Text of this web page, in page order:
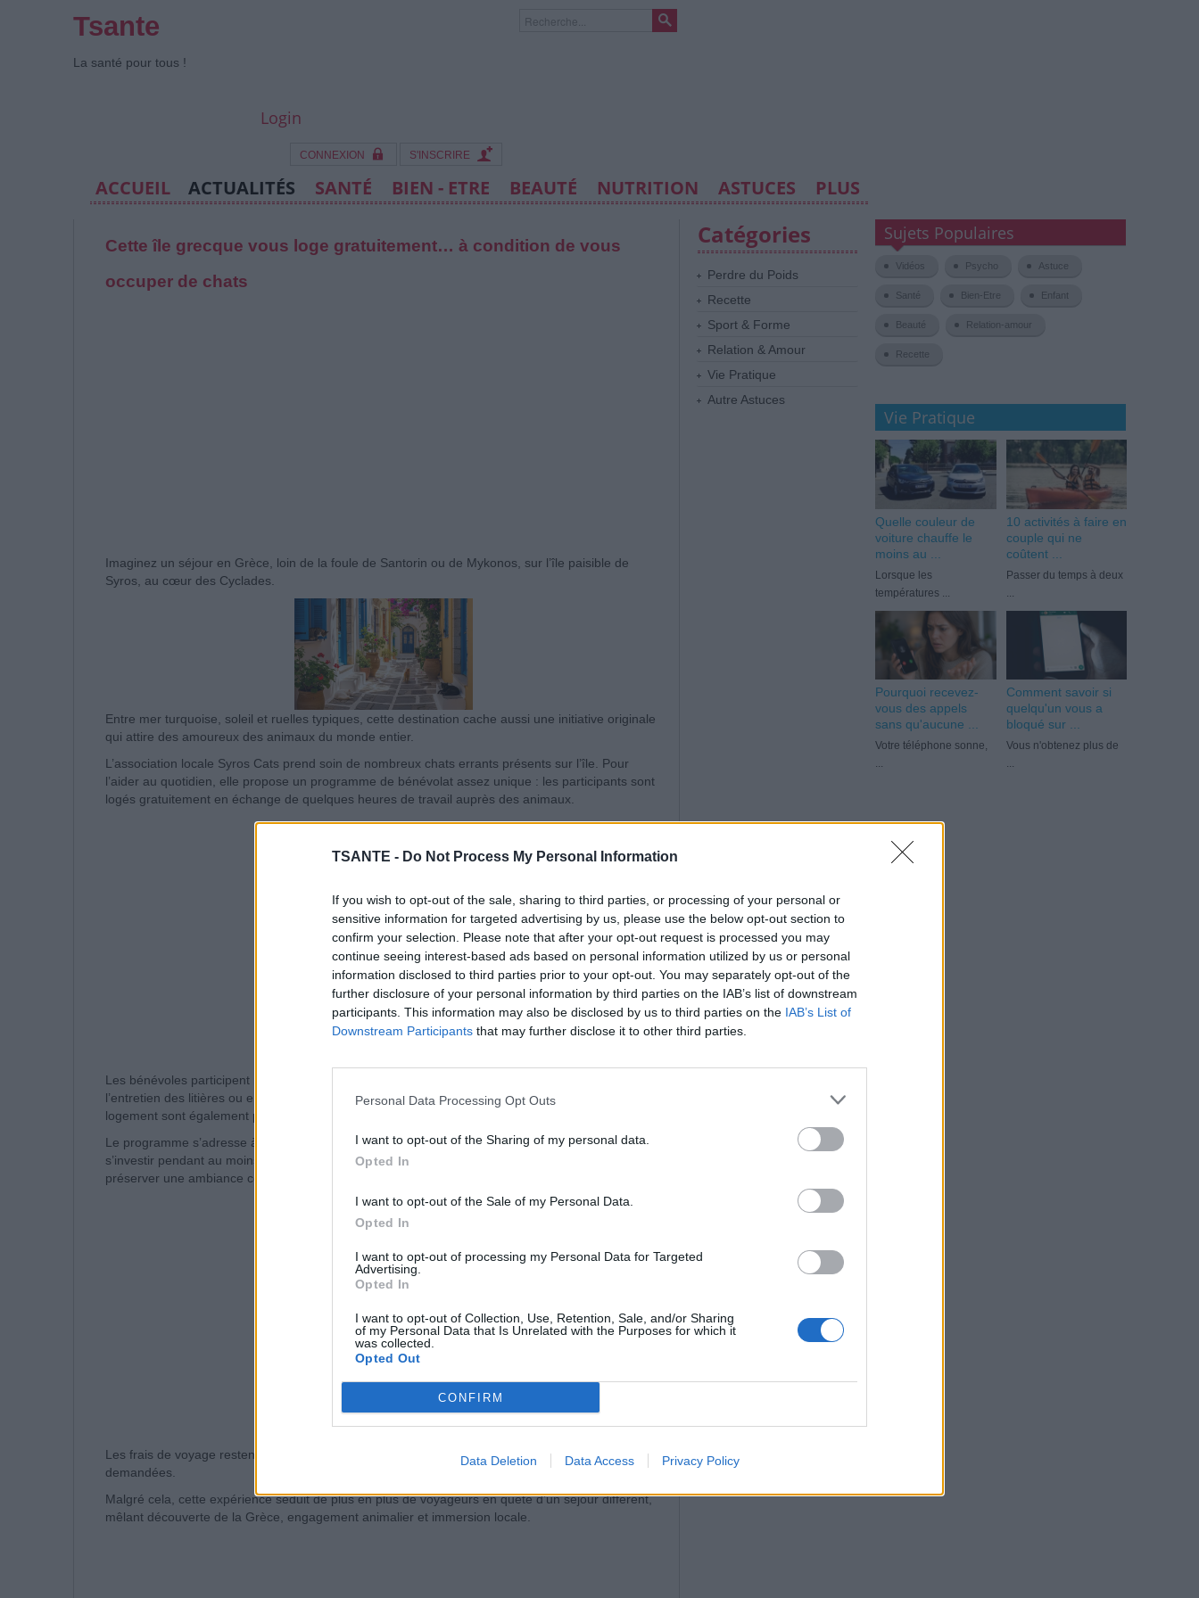
TSANTE - Do Not Process My Personal Information
If you wish to opt-out of the sale, sharing to third parties, or processing of your personal or
sensitive information for targeted advertising by us, please use the below opt-out section to
confirm your selection. Please note that after your opt-out request is processed you may
continue seeing interest-based ads based on personal information utilized by us or personal
information disclosed to third parties prior to your opt-out. You may separately opt-out of the
further disclosure of your personal information by third parties on the IAB’s list of downstream
participants. This information may also be disclosed by us to third parties on the IAB’s List of
Downstream Participants that may further disclose it to other third parties.
Personal Data Processing Opt Outs
I want to opt-out of the Sharing of my personal data.
Opted In
I want to opt-out of the Sale of my Personal Data.
Opted In
I want to opt-out of processing my Personal Data for Targeted
Advertising.
Opted In
I want to opt-out of Collection, Use, Retention, Sale, and/or Sharing
of my Personal Data that Is Unrelated with the Purposes for which it
was collected.
Opted Out
CONFIRM
Data Deletion Data Access Privacy Policy
Tsante
La santé pour tous !
Login
CONNEXION S'INSCRIRE
ACCUEIL ACTUALITÉS SANTÉ BIEN - ETRE BEAUTÉ NUTRITION ASTUCES PLUS
Cette île grecque vous loge gratuitement… à condition de vous
occuper de chats
Imaginez un séjour en Grèce, loin de la foule de Santorin ou de Mykonos, sur l’île paisible de
Syros, au cœur des Cyclades.
Entre mer turquoise, soleil et ruelles typiques, cette destination cache aussi une initiative originale
qui attire des amoureux des animaux du monde entier.
L’association locale Syros Cats prend soin de nombreux chats errants présents sur l’île. Pour
l’aider au quotidien, elle propose un programme de bénévolat assez unique : les participants sont
logés gratuitement en échange de quelques heures de travail auprès des animaux.
Les bénévoles participent notamment au nourrissage des chats, au nettoyage des espaces, à
l’entretien des litières ou encore à certains soins de base. Le petit-déjeuner et les frais liés au
logement sont également pris en charge par l’association.
Le programme s’adresse à des adultes autonomes, en bonne condition physique, prêts à
s’investir pendant au moins un mois. Seuls quelques volontaires sont accueillis à la fois afin de
préserver une ambiance conviviale.
Les frais de voyage restent toutefois à la charge des participants et les places sont très
demandées.
Malgré cela, cette expérience séduit de plus en plus de voyageurs en quête d’un séjour différent,
mêlant découverte de la Grèce, engagement animalier et immersion locale.
Catégories
Perdre du Poids
Recette
Sport & Forme
Relation & Amour
Vie Pratique
Autre Astuces
LES IMPACTS DE LA
Parmi les éléments
qui influencent la ...
PUISSANT POUR SENSIBILISER
AUX VIOLENCES DOMESTIQUES
CRASSE, ODEUR,
MOISISSURE... COMMENT
Votre machine à laver
sent le moisi et ...
Sujets Populaires
Vidéos Psycho Astuce
Santé Bien-Etre Enfant
Beauté Relation-amour
Recette
Vie Pratique
Quelle couleur de
voiture chauffe le
moins au ...
Lorsque les
températures ...
10 activités à faire en
couple qui ne
coûtent ...
Passer du temps à deux
Pourquoi recevez-
vous des appels
sans qu'aucune ...
Votre téléphone sonne,
...
Comment savoir si
quelqu'un vous a
bloqué sur ...
Vous n'obtenez plus de
...